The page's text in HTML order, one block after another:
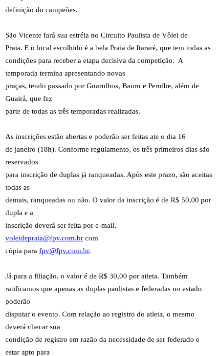
definição do campeões.
São Vicente fará sua estréia no Circuito Paulista de Vôlei de
Praia. E o local escolhido é a bela Praia de Itararé, que tem todas as
condições para receber a etapa decisiva da competição. A
temporada termina apresentando novas
praças, tendo passado por Guarulhos, Bauru e Peruíbe, além de
Guairá, que fez
parte de todas as três temporadas realizadas.
As inscrições estão abertas e poderão ser feitas ate o dia 16
de janeiro (18h). Conforme regulamento, os três primeiros dias são
reservados
para inscrição de duplas já ranqueadas. Após este prazo, são aceitas
todas as
demais, ranqueadas ou não. O valor da inscrição é de R$ 50,00 por
dupla e a
inscrição deverá ser feita por e-mail,
voleidepraia@fpv.com.br com
cópia parafpv@fpv.com.br.
Já para a filiação, o valor é de R$ 30,00 por atleta. Também
ratificamos que apenas as duplas paulistas e federadas no estado
poderão
disputar o evento. Com relação ao registro do atleta, o mesmo
deverá checar sua
condição de registro em razão da necessidade de ser federado e
estar apto para